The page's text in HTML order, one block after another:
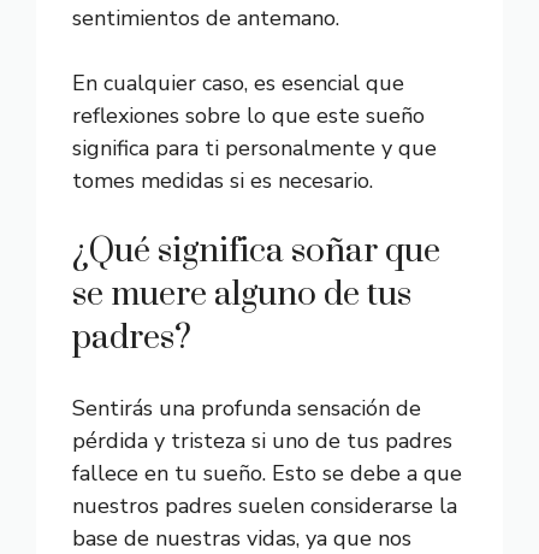
sentimientos de antemano.
En cualquier caso, es esencial que
reflexiones sobre lo que este sueño
significa para ti personalmente y que
tomes medidas si es necesario.
¿Qué significa soñar que
se muere alguno de tus
padres?
Sentirás una profunda sensación de
pérdida y tristeza si uno de tus padres
fallece en tu sueño. Esto se debe a que
nuestros padres suelen considerarse la
base de nuestras vidas, ya que nos